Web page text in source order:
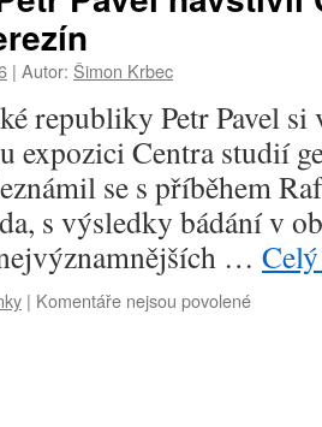
| Autor: Šimon Krbec
republiky Petr Pavel
expozici Centra studií
se s příběhem
s výsledky bádání v
…
| Komentáře nejsou povolené